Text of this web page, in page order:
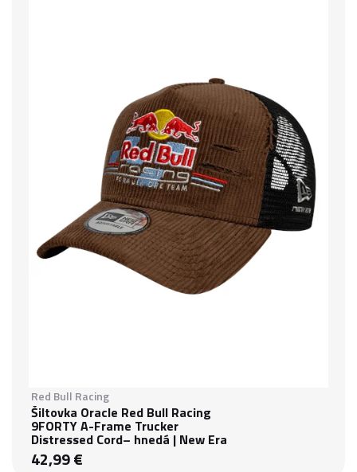
Red Bull Racing
Šiltovka Oracle Red Bull Racing
9FORTY A-Frame Trucker
Distressed Cord– hnedá | New Era
42,99 €